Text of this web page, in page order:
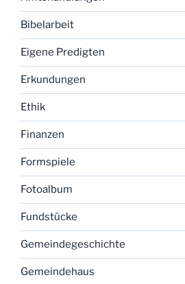
Bibelarbeit
Eigene Predigten
Erkundungen
Ethik
Finanzen
Formspiele
Fotoalbum
Fundstücke
Gemeindegeschichte
Gemeindehaus